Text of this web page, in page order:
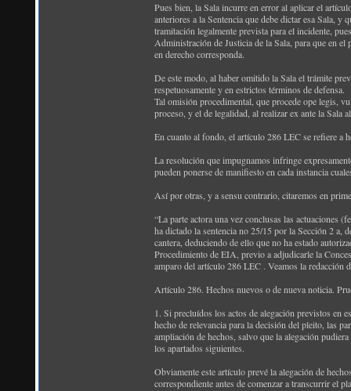
Pues bien, la Sala incurre en error al aplicar el
anteriores a la Sentencia que debe dictar esa Sala,
tramitación legalmente prevista para el incidente,
Administración de Justicia de la Sala, para que en
en derecho corresponda.
De este modo, al haber omitido la Sala el trámite
respetuosamente y en estrictos términos de defensa.
Tal omisión procedimental, que procede ope legis,
proceso, y el de legalidad, al realizar ex ante la Sala
En cuanto al fondo, el artículo 286 LEC se refiere a
La resolución que impugnamos infringe
pueden ponerse de manifiesto en cada instancia
Así por otras, y a sensu contrario, citaremos en
“La parte actora una vez conclusas las actuaciones
ha dictado la sentencia no 25/15 por la Sección 2 a,
cantera, deduciendo de ello que no ha estado
Procedimiento de EIA, previo a adjudicarle la
amparo del artículo 286 LEC . Veamos la redacción
Artículo 286. Hechos nuevos o de nueva noticia.
1. Si precluídos los actos de alegación previstos en
hecho de relevancia para la decisión del pleito, las
ampliación de hechos, salvo que la alegación
los apartados siguientes.
Obviamente este artículo prevé la alegación de
correspondiente antes de comenzar a transcurrir el